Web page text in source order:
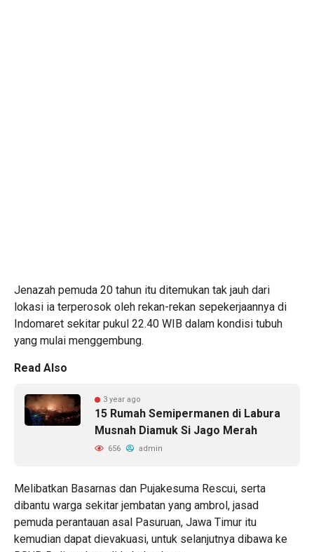
Jenazah pemuda 20 tahun itu ditemukan tak jauh dari
lokasi ia terperosok oleh rekan-rekan sepekerjaannya di
Indomaret sekitar pukul 22.40 WIB dalam kondisi tubuh
yang mulai menggembung.
Read Also
3 year ago
15 Rumah Semipermanen di Labura
Musnah Diamuk Si Jago Merah
656 admin
Melibatkan Basarnas dan Pujakesuma Rescui, serta
dibantu warga sekitar jembatan yang ambrol, jasad
pemuda perantauan asal Pasuruan, Jawa Timur itu
kemudian dapat dievakuasi, untuk selanjutnya dibawa ke